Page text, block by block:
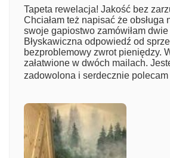
Numer zamówienia
Imię
Tapeta rewelacja! Jakość bez
Chciałam też napisać że obsługa
swoje gapiostwo zamówiłam dwie
Błyskawiczna odpowiedź od
bezproblemowy zwrot pieniędzy.
załatwione w dwóch mailach.
zadowolona i serdecznie